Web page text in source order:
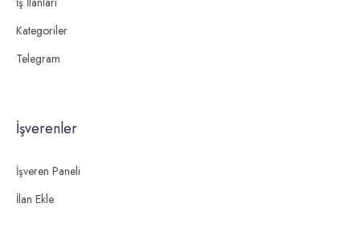
Kategoriler
Telegram
İşverenler
İşveren Paneli
İlan Ekle